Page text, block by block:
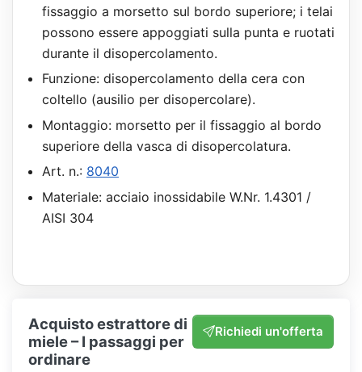
fissaggio a morsetto sul bordo superiore; i telai
possono essere appoggiati sulla punta e ruotati
durante il disopercolamento.
Funzione: disopercolamento della cera con
coltello (ausilio per disopercolare).
Montaggio: morsetto per il fissaggio al bordo
superiore della vasca di disopercolatura.
Art. n.: 8040
Materiale: acciaio inossidabile W.Nr. 1.4301 /
AISI 304
Acquisto estrattore di
miele – I passaggi per
ordinare
Richiedi un'offerta